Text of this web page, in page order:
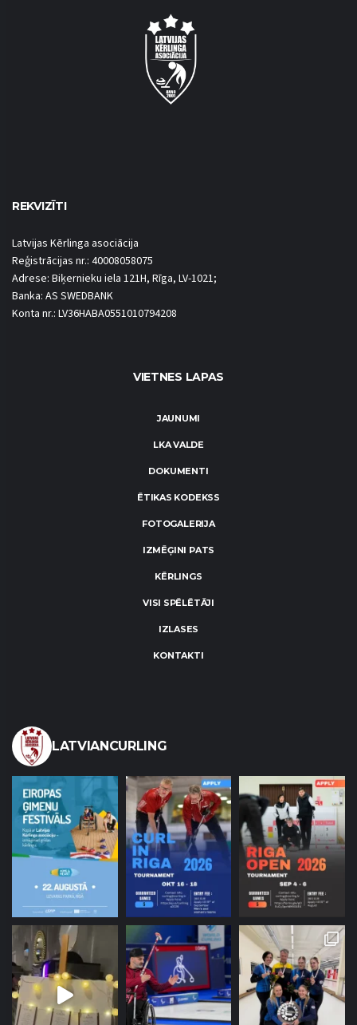
REKVIZĪTI
Latvijas Kērlinga asociācija
Reģistrācijas nr.: 40008058075
Adrese: Biķernieku iela 121H, Rīga, LV-1021;
Banka: AS SWEDBANK
Konta nr.: LV36HABA0551010794208
VIETNES LAPAS
JAUNUMI
LKA VALDE
DOKUMENTI
ĒTIKAS KODEKSS
FOTOGALERIJA
IZMĒĢINI PATS
KĒRLINGS
VISI SPĒLĒTĀJI
IZLASES
KONTAKTI
LATVIANCURLING